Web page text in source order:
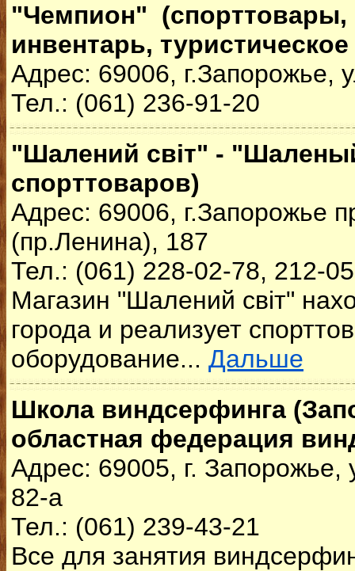
"Чемпион" (спорттовары,
инвентарь,
Адрес: 69006, г.Запорожье,
Тел.: (061) 236-91-20
"Шалений світ" -
спорттоваров)
Адрес: 69006, г.Запорожье
(пр.Ленина), 187
Тел.: (061) 228-02-78, 212-
Магазин "Шалений світ"
города и реализует
оборудование... Дальше
Школа виндсерфинга
областная федерация
Адрес: 69005, г. Запорожье,
82-а
Тел.: (061) 239-43-21
Все для занятия